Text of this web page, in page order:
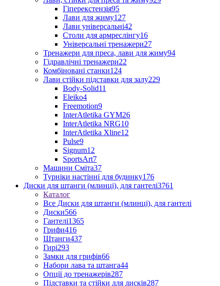
Гіперекстензія95
Лави для жиму127
Лави універсальні42
Столи для армреслінгу16
Універсальні тренажери27
Тренажери для преса, лави для жиму94
Гідравлічні тренажери22
Комбіновані станки124
Лави стійки підставки для залу229
Body-Solid11
Eleiko4
Freemotion9
InterAtletika GYM26
InterAtletika NRG10
InterAtletika Xline12
Pulse9
Signum12
SportsArt7
Машини Сміта37
Турніки настінні для будинку176
Диски для штанги (млинці), для гантелі3761
Каталог
Все Диски для штанги (млинці), для гантелі
Диски566
Гантелі1365
Грифи416
Штанги437
Гирі293
Замки для грифів66
Набори лава та штанга44
Опції до тренажерів287
Підставки та стійки для дисків287